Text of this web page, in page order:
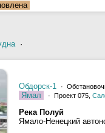
·
Обдорск-1 ·
Ямал · Проект 075,
Река Полуй
Ямало-Ненецкий